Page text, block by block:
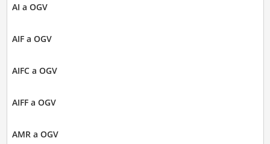
AI a OGV
AIF a OGV
AIFC a OGV
AIFF a OGV
AMR a OGV